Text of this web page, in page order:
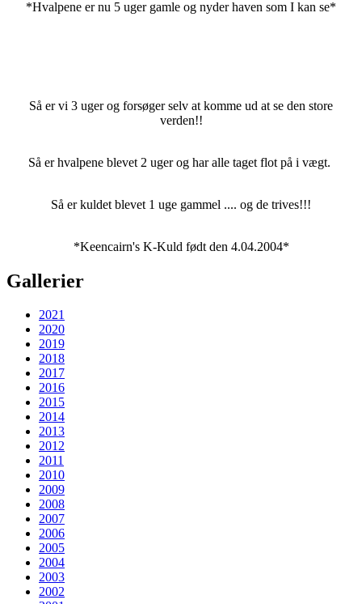
*Hvalpene er nu 5 uger gamle og nyder haven som I kan se*
Så er vi 3 uger og forsøger selv at komme ud at se den store
verden!!
Så er hvalpene blevet 2 uger og har alle taget flot på i vægt.
Så er kuldet blevet 1 uge gammel .... og de trives!!!
*Keencairn's K-Kuld født den 4.04.2004*
Gallerier
2021
2020
2019
2018
2017
2016
2015
2014
2013
2012
2011
2010
2009
2008
2007
2006
2005
2004
2003
2002